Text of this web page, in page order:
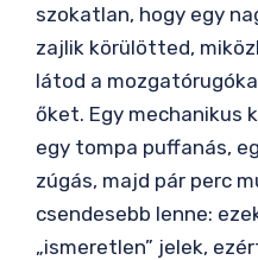
szokatlan, hogy egy
zajlik körülötted,
látod a
őket. Egy mechanikus
egy tompa puffanás,
zúgás, majd pár perc
csendesebb lenne:
„ismeretlen” jelek,